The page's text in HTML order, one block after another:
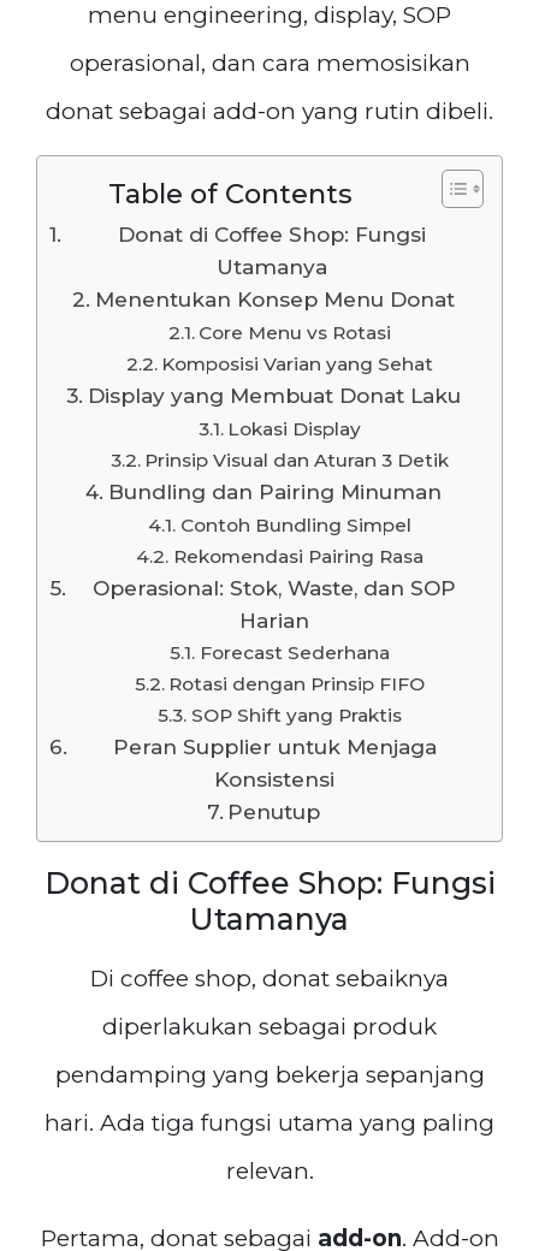
menu engineering, display, SOP
operasional, dan cara memosisikan
donat sebagai add-on yang rutin dibeli.
Table of Contents
Donat di Coffee Shop: Fungsi
Utamanya
Menentukan Konsep Menu Donat
Core Menu vs Rotasi
Komposisi Varian yang Sehat
Display yang Membuat Donat Laku
Lokasi Display
Prinsip Visual dan Aturan 3 Detik
Bundling dan Pairing Minuman
Contoh Bundling Simpel
Rekomendasi Pairing Rasa
Operasional: Stok, Waste, dan SOP
Harian
Forecast Sederhana
Rotasi dengan Prinsip FIFO
SOP Shift yang Praktis
Peran Supplier untuk Menjaga
Konsistensi
Penutup
Donat di Coffee Shop: Fungsi
Utamanya
Di coffee shop, donat sebaiknya
diperlakukan sebagai produk
pendamping yang bekerja sepanjang
hari. Ada tiga fungsi utama yang paling
relevan.
Pertama, donat sebagai add-on. Add-on